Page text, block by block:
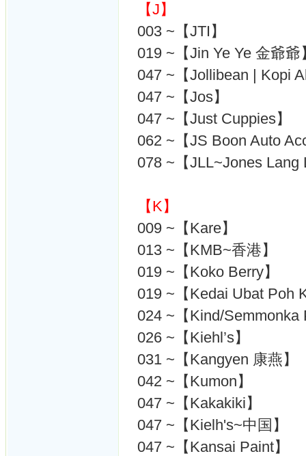
【J】
003 ~【JTI】
019 ~【Jin Ye Ye 金爺爺
047 ~【Jollibean | Kopi
047 ~【Jos】
047 ~【Just Cuppies】
062 ~【JS Boon Auto
078 ~【JLL~Jones
【K】
009 ~【Kare】
013 ~【KMB~香港】
019 ~【Koko Berry】
019 ~【Kedai Ubat Poh
024 ~【Kind/Semmonka
026 ~【Kiehl’s】
031 ~【Kangyen 康燕】
042 ~【Kumon】
047 ~【Kakakiki】
047 ~【Kielh's~中国】
047 ~【Kansai Paint】